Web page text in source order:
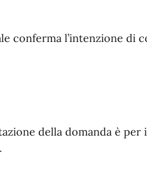
conferma l’intenzione
della domanda è